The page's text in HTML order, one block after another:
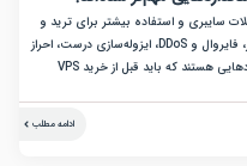
و استفاده بیشتر برای ترید و
بیزینس، یک الزام جدی است. انتخاب دیتاسنتر معتبر، فایروال و DDoS، ایزوله‌سازی درست، احراز
هویت چندمرحله‌ای و بکاپ منظم، مهم‌ترین استانداردهایی هستند که باید قبل از خرید VPS